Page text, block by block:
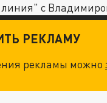
с
РЕКЛАМУ
рекламы можно